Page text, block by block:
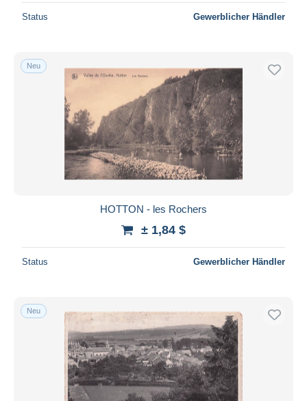
Status Gewerblicher Händler
Neu
HOTTON - les Rochers
± 1,84 $
Status Gewerblicher Händler
Neu